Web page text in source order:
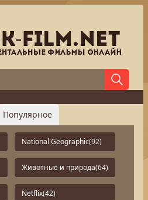
Популярное
National Geographic(92)
Животные и природа(64)
Netflix(42)